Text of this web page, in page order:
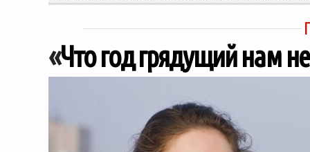
«Что год грядущий нам